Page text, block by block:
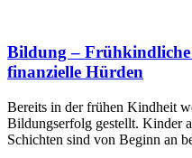
Bildung –
finanzielle Hürden
Bereits in der frühen Kindheit
Bildungserfolg gestellt. Kinder
Schichten sind von Beginn an